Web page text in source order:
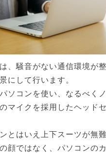
、騒音がない通信環境が
にして行います。
ソコンを使い、なるべく
マイクを採用したヘッド
とはいえ上下スーツが無難
顔ではなく、パソコンの